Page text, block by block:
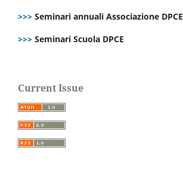
>>> Seminari annuali Associazione DPCE
>>> Seminari Scuola DPCE
Current Issue